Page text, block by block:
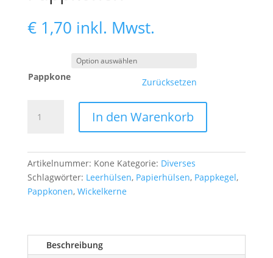
€1,70 inkl. Mwst.
Pappkone Zurücksetzen
Menge
In den Warenkorb
Artikelnummer: Kone Kategorie: Diverses
Schlagwörter: Leerhülsen, Papierhülsen, Pappkegel,
Pappkonen, Wickelkerne
Beschreibung